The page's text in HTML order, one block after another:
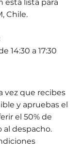
está lista para
Chile.
14:30 a 17:30
vez que recibes
y apruebas el
el 50% de
al despacho.